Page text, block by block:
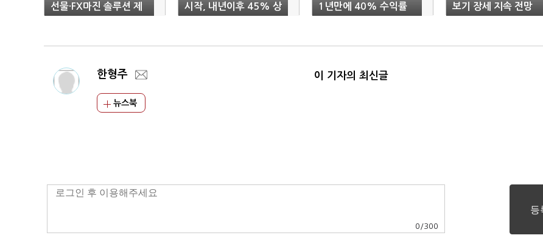
선물·FX마진 솔루션 제
공
시작, 내년이후 45% 상
승"
1년만에 40% 수익률
달성
보기 장세 지속 전망
한형주
뉴스북
이 기자의 최신글
0 /300